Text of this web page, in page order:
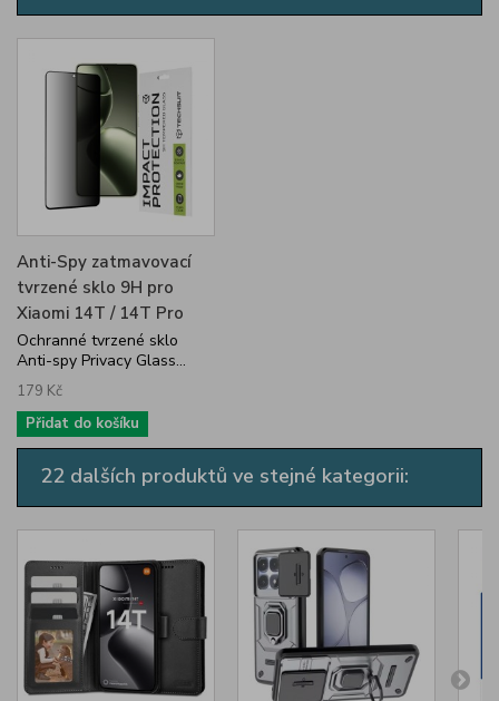
Anti-Spy zatmavovací
tvrzené sklo 9H pro
Xiaomi 14T / 14T Pro
Ochranné tvrzené sklo
Anti-spy Privacy Glass...
179 Kč
Přidat do košíku
22 dalších produktů ve stejné kategorii: